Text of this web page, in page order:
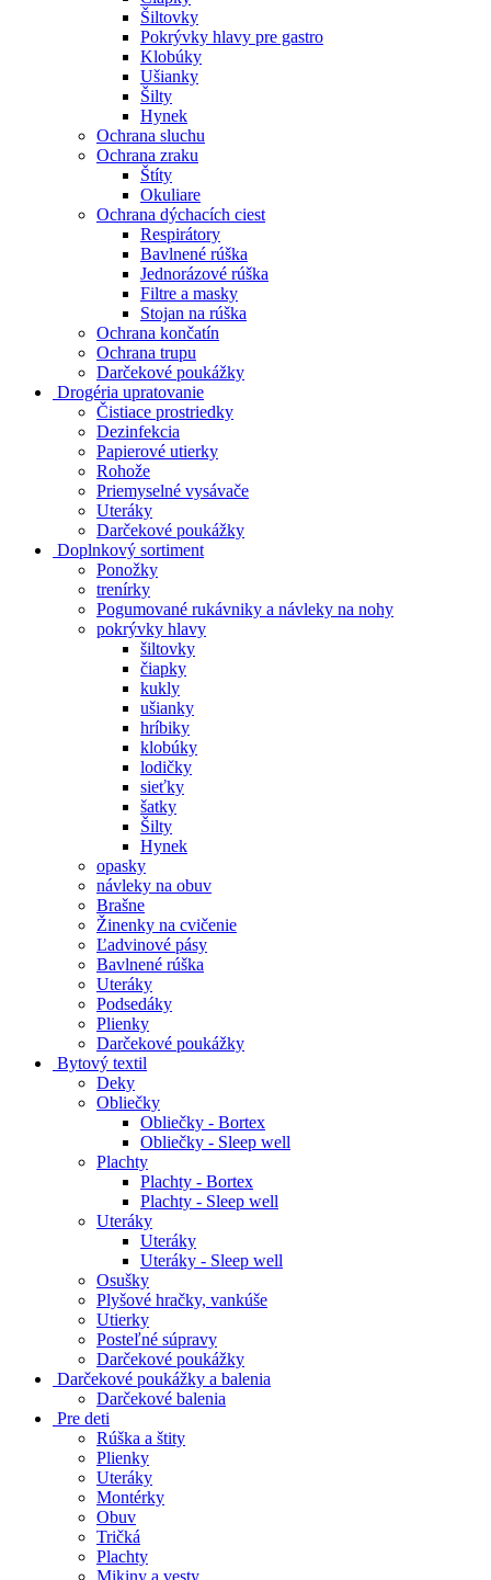
Šiltovky
Pokrývky hlavy pre gastro
Klobúky
Ušianky
Šilty
Hynek
Ochrana sluchu
Ochrana zraku
Štíty
Okuliare
Ochrana dýchacích ciest
Respirátory
Bavlnené rúška
Jednorázové rúška
Filtre a masky
Stojan na rúška
Ochrana končatín
Ochrana trupu
Darčekové poukážky
Drogéria upratovanie
Čistiace prostriedky
Dezinfekcia
Papierové utierky
Rohože
Priemyselné vysávače
Uteráky
Darčekové poukážky
Doplnkový sortiment
Ponožky
trenírky
Pogumované rukávniky a návleky na nohy
pokrývky hlavy
šiltovky
čiapky
kukly
ušianky
hríbiky
klobúky
lodičky
sieťky
šatky
Šilty
Hynek
opasky
návleky na obuv
Brašne
Žinenky na cvičenie
Ľadvinové pásy
Bavlnené rúška
Uteráky
Podsedáky
Plienky
Darčekové poukážky
Bytový textil
Deky
Obliečky
Obliečky - Bortex
Obliečky - Sleep well
Plachty
Plachty - Bortex
Plachty - Sleep well
Uteráky
Uteráky
Uteráky - Sleep well
Osušky
Plyšové hračky, vankúše
Utierky
Posteľné súpravy
Darčekové poukážky
Darčekové poukážky a balenia
Darčekové balenia
Pre deti
Rúška a štity
Plienky
Uteráky
Montérky
Obuv
Tričká
Plachty
Mikiny a vesty